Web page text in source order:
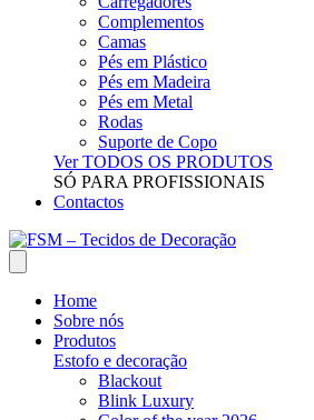
Complementos
Camas
Pés em Plástico
Pés em Madeira
Pés em Metal
Rodas
Suporte de Copo
Ver TODOS OS PRODUTOS
SÓ PARA PROFISSIONAIS
Contactos
Home
Sobre nós
Produtos
Estofo e decoração
Blackout
Blink Luxury